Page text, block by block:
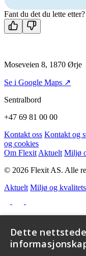
Kontakt oss
Fant du det du lette etter?
Moseveien 8, 1870 Ørje
Se i Google Maps ↗
Sentralbord
+47 69 81 00 00
Kontakt oss Kontakt og
og cookies
Om Flexit Aktuelt Miljø
© 2026 Flexit AS. Alle
Aktuelt Miljø og
Dette